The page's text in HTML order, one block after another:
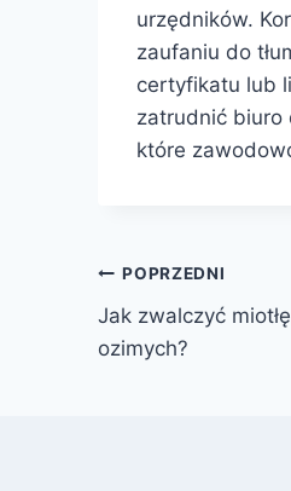
urzędników.
zaufaniu do
certyfikatu lub
zatrudnić biuro
które
Nawigacja
wpisu
POPRZEDNI
Jak zwalczyć
ozimych?